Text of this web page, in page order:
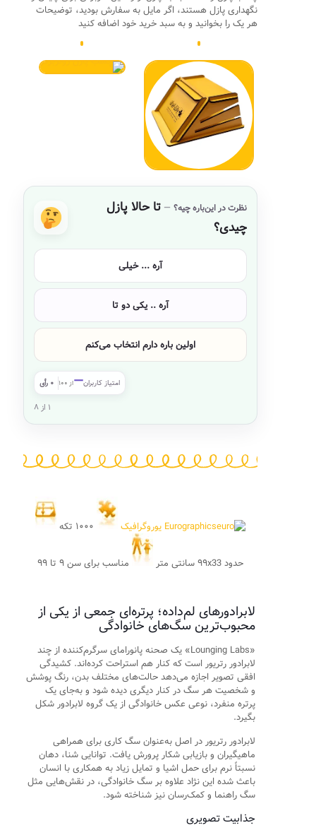
نگهداری پازل هستند، اگر مایل به سفارش بودید، توضیحات
هر یک را بخوانید و به سبد خرید خود اضافه کنید
نظرت در این‌باره چیه؟
تا حالا پازل
چیدی؟
آره ... خیلی
آره .. یکی دو تا
اولین باره دارم انتخاب می‌کنم
امتیاز کاربران—از ۱۰۰ ۰ رأی
۱ از ۸
Eurographics یوروگرافیک
حدود ۹۹x33 سانتی متر مناسب برای سن ۹ تا ۹۹
لابرادورهای لم‌داده؛ پرتره‌ای جمعی از یکی از
محبوب‌ترین سگ‌های خانوادگی
«Lounging Labs» یک صحنه پانورامای سرگرم‌کننده از چند
لابرادور رتریور است که کنار هم استراحت کرده‌اند. کشیدگی
افقی تصویر اجازه می‌دهد حالت‌های مختلف بدن، رنگ پوشش
و شخصیت هر سگ در کنار دیگری دیده شود و به‌جای یک
پرتره منفرد، نوعی عکس خانوادگی از یک گروه لابرادور شکل
بگیرد.
لابرادور رتریور در اصل به‌عنوان سگ کاری برای همراهی
ماهیگیران و بازیابی شکار پرورش یافت. توانایی شنا، دهان
نسبتاً نرم برای حمل اشیا و تمایل زیاد به همکاری با انسان
باعث شده این نژاد علاوه بر سگ خانوادگی، در نقش‌هایی مثل
سگ راهنما و کمک‌رسان نیز شناخته شود.
جذابیت تصویری